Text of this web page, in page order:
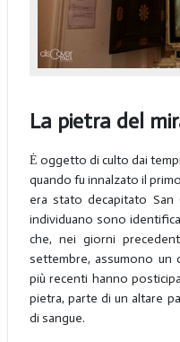
La pietra del
Ė oggetto di culto dai
quando fu innalzato il
era stato decapitato
individuano sono
che, nei giorni
settembre, assumono un
più recenti hanno
pietra, parte di un altare
di sangue.